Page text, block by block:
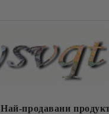
Най-продавани